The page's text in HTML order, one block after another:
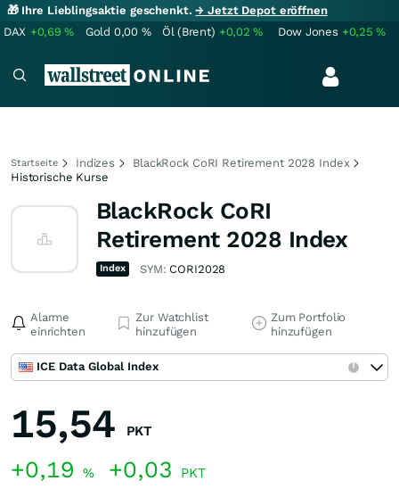
🎁 Ihre Lieblingsaktie geschenkt.→ Jetzt Depot eröffnen
DAX +0,69% Gold 0,00 % Öl (Brent) +0,02% Dow Jones +0,25%
Startseite Indizes
BlackRock CoRI Retirement 2028 Index
Historische Kurse
BlackRock CoRI
Retirement 2028 Index
Index SYM: CORI2028
Alarme
einrichten
Zur Watchlist
hinzufügen
Zum Portfolio
hinzufügen
ICE Data Global Index
15,54 PKT
+0,19 % +0,03 PKT